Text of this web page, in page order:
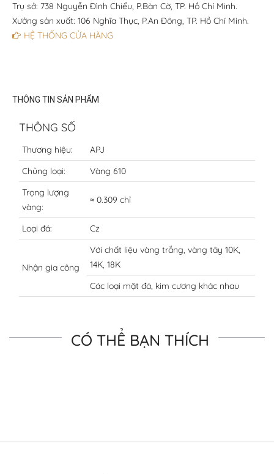
Trụ sở: 738 Nguyễn Đình Chiểu, P.Bàn Cờ, TP. Hồ Chí Minh.
Xưởng sản xuất: 106 Nghĩa Thục, P.An Đông, TP. Hồ Chí Minh.
HỆ THỐNG CỬA HÀNG
THÔNG TIN SẢN PHẨM
THÔNG SỐ
Thương hiệu:
APJ
Chủng loại:
Vàng 610
Trọng lượng
vàng:
≈ 0.309 chỉ
Loại đá: Cz
Nhận gia công
Với chất liệu vàng trắng, vàng tây 10K,
14K, 18K
Các loại mặt đá, kim cương khác nhau
CÓ THỂ BẠN THÍCH